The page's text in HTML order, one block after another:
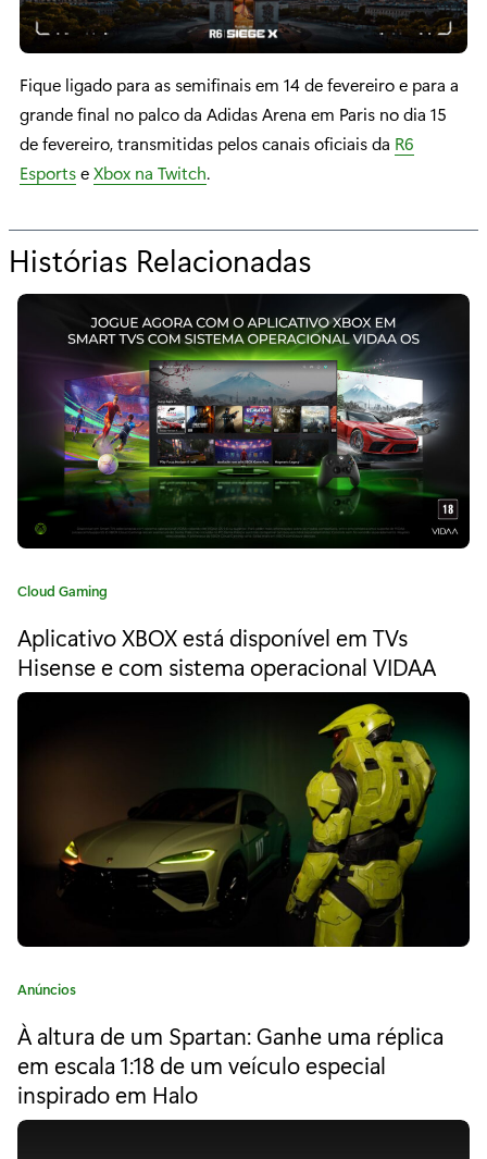
Fique ligado para as semifinais em 14 de fevereiro e para a
grande final no palco da Adidas Arena em Paris no dia 15
de fevereiro, transmitidas pelos canais oficiais da R6
EsportseXbox na Twitch.
Histórias Relacionadas
a
r
a
“
T
o
r
i
o
1
V
1
N
O
W
X
b
o
C
t
e
g
o
Cloud Gaming
Aplicativo XBOX está disponível em TVs
Hisense e com sistema operacional VIDAA
C
t
e
g
o
r
Anúncios
À altura de um Spartan: Ganhe uma réplica
em escala 1:18 de um veículo especial
inspirado em Halo